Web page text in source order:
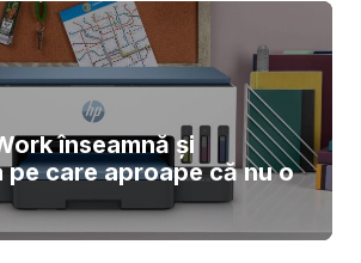
înseamnă și
care aproape că nu o